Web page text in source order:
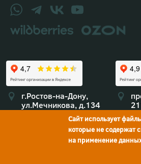
г.Ростов-на-Дону,
ул.Мечникова, д.134
Политика конфиденциальности
Сайт использует
которые не содержат
на применение